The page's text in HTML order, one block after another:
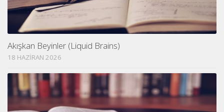
Akışkan Beyinler (Liquid Brains)
18 HAZIRAN 2026